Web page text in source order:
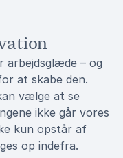
arbejdsglæde – og
at skabe den.
vælge at se
ikke går vores
kun opstår af
op indefra.